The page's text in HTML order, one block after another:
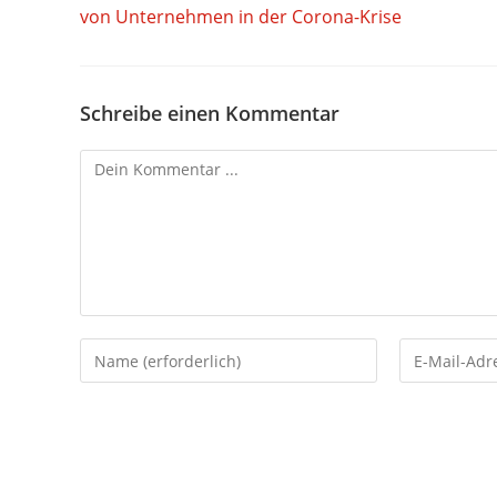
von Unternehmen in der Corona-Krise
Schreibe einen Kommentar
Kommentieren
Gib
deinen
Gib
deine